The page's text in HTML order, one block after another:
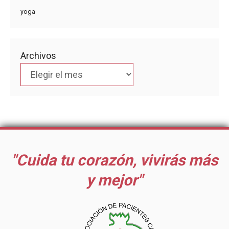
yoga
Archivos
"Cuida tu corazón, vivirás más
y mejor"